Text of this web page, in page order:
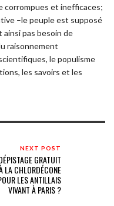
corrompues et inefficaces;
–le peuple est supposé
ainsi pas besoin de
raisonnement
le populisme
les savoirs et les
NEXT POST
GRATUIT
LA CHLORDÉCONE
LES ANTILLAIS
VIVANT À PARIS ?